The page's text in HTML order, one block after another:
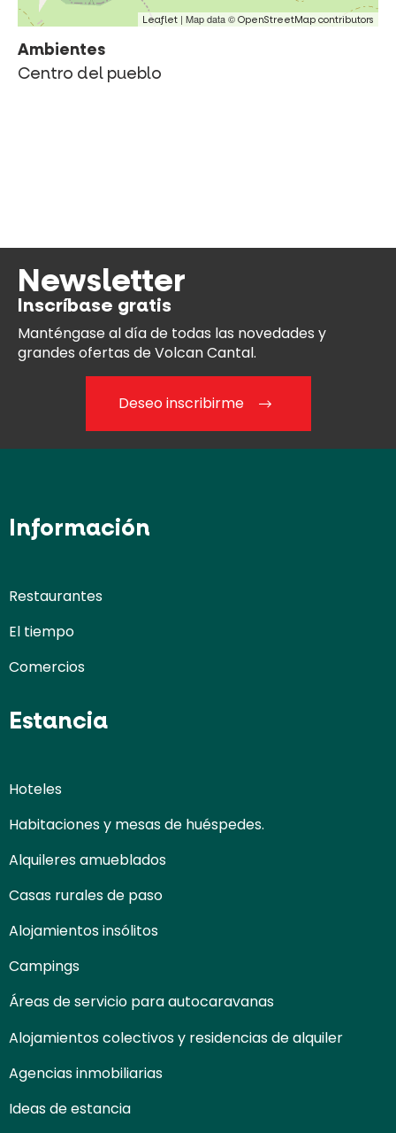
Leaflet | Map data © OpenStreetMap contributors
Ambientes
Centro del pueblo
Newsletter
Inscríbase gratis
Manténgase al díade todas las novedades y
grandes ofertas de Volcan Cantal.
Deseo inscribirme
Información
Restaurantes
El tiempo
Comercios
Estancia
Hoteles
Habitaciones y mesas de huéspedes.
Alquileres amueblados
Casas rurales de paso
Alojamientos insólitos
Campings
Áreas de servicio para autocaravanas
Alojamientos colectivos y residencias de alquiler
Agencias inmobiliarias
Ideas de estancia